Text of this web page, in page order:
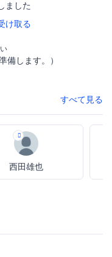
ました
け取る
備します。）
すべて見る
西田雄也